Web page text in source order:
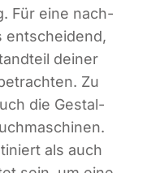
Für eine nach­
ent­schei­dend,
dei­ner
Zu
die Gestal­
als auch